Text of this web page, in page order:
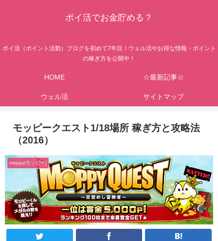
ポイ活でお金貯める？
ポイ活（ポイント活動）ブログを初めて7年目！ウェル活やお得な情報・ポイント
の稼ぎ方を公開中！
HOME ☆最新記事☆
ウェル活 サイトマップ
モッピークエスト1/18場所 稼ぎ方と攻略法
（2016）
moppy(モッピー)